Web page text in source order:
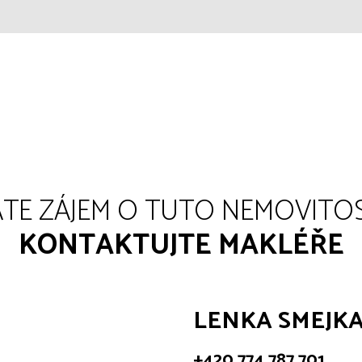
ZÁJEM O TUTO
KONTAKTUJTE MAKLÉŘE
LENKA